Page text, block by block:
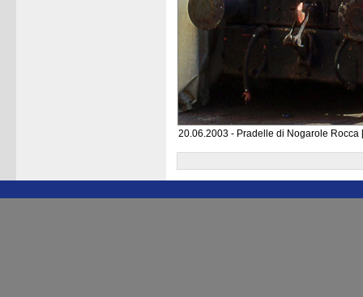
20.06.2003 - Pradelle di Nogarole Rocca